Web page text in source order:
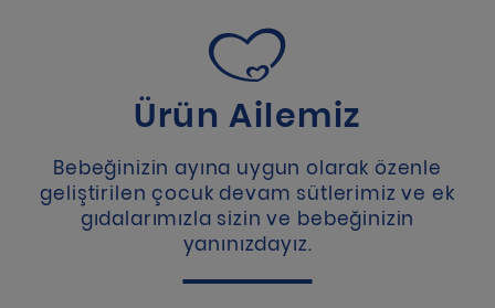
Ürün Ailemiz
Bebeğinizin ayına uygun olarak özenle
geliştirilen çocuk devam sütlerimiz ve ek
gıdalarımızla sizin ve bebeğinizin
yanınızdayız.